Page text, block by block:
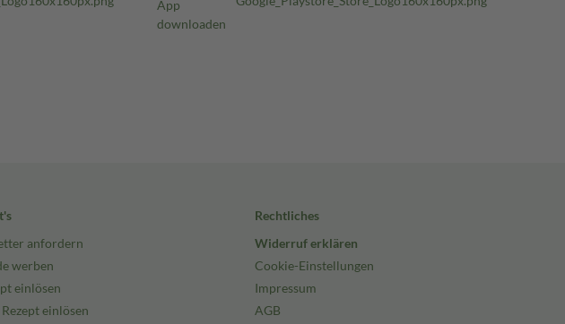
anfordern
werben
einlösen
einlösen
Rechtliches
Widerruf erklären
Cookie-Einstellungen
Impressum
AGB